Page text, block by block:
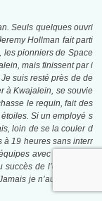
Seuls quelques ouvri
Hollman fait parti
les pionniers de Space
mais finissent par i
suis resté près de de
à Kwajalein, se souvie
le requin, fait des
Si un employé s
loin de se la couler d
à 19 heures sans interr
avec lesquelles
de l’entreprise.
je n’aurais imagi